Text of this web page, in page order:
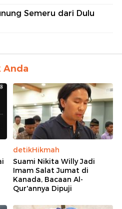
Semeru dari Dulu
Anda
detikHikmah
Suami Nikita Willy Jadi
Imam Salat Jumat di
Kanada, Bacaan Al-
Qur'annya Dipuji